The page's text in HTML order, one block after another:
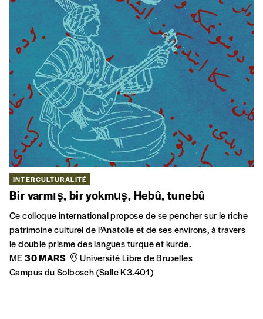
Centre Bruxellois d’Action Interculturelle
Stalingradlaan 24
1000 Brussel
Tel. +32 (0)2 289 70 50
info@cbai.be
boekhouding :facturation@cbai.be
Ondernemingsnummer : 421.019.095
Geopend van maandag tot vrijdag van 9.00 tot 13.00 uur en van 14.00 tot 17.30
uur.
Volg ons!
Onze nieuwsbrief!